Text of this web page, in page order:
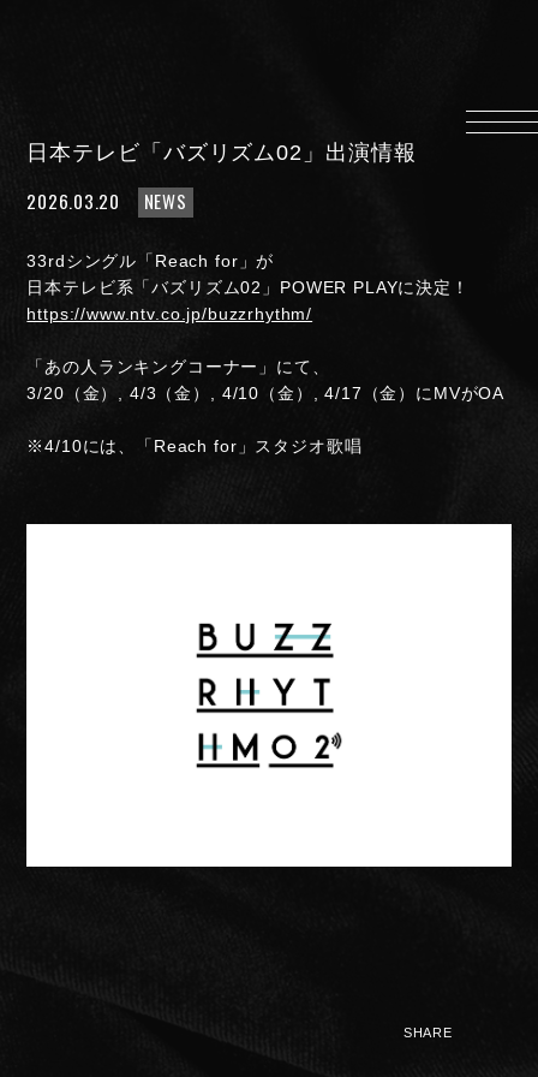
PROFILE
SCHEDULE
DISCOGRAPHY
MUSIC VIDEO
LYRICS
GOODS
伊達漢
CONTACT
日本テレビ「バズリズム02」出演情報
2026.03.20 NEWS
33rdシングル「Reach for」が
日本テレビ系「バズリズム02」POWER PLAYに決定！
https://www.ntv.co.jp/buzzrhythm/
「あの人ランキングコーナー」にて、
3/20（金）, 4/3（金）, 4/10（金）, 4/17（金）にMVがOA
※4/10には、「Reach for」スタジオ歌唱
SHARE